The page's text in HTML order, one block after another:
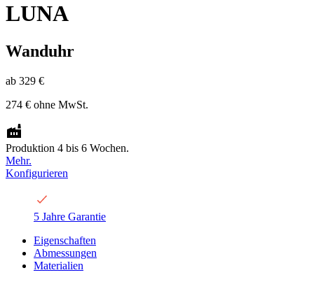
LUNA
Wanduhr
ab 329 €
274 € ohne MwSt.
Produktion 4 bis 6 Wochen.
Mehr.
Konfigurieren
5 Jahre Garantie
Eigenschaften
Abmessungen
Materialien